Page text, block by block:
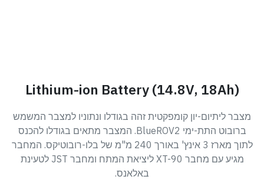
Lithium-ion Battery (14.8V, 18Ah)
מצבר ליתיום-יון קומפקטית זהה בגודלו ונתוניו למצבר המשמש
ברובוט התת-ימי BlueROV2. המצבר מתאים בגודלו להכנס
לתוך מארז 3 אינץ' באורך 240 מ"מ של בלו-רובוטיקס. המחבר
מגיע עם מחבר XT-90 ליציאת המתח ומחבר JST לטעינת
באלאנס.